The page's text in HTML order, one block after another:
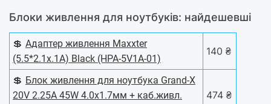
Блоки живлення для ноутбуків: найдешевші
💲 Адаптер живлення Maxxter
(5.5*2.1x.1A) Black (HPA-5V1A-01)
140 ₴
💲 Блок живлення для ноутбука Grand-X
20V 2.25A 45W 4.0x1.7мм + каб.живл.
474 ₴